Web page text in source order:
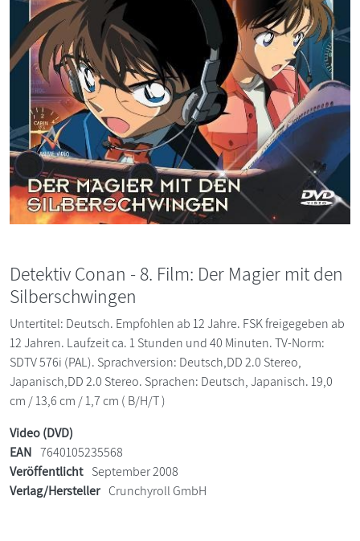
Detektiv Conan - 8. Film: Der Magier mit den
Silberschwingen
Untertitel: Deutsch. Empfohlen ab 12 Jahre. FSK freigegeben ab
12 Jahren. Laufzeit ca. 1 Stunden und 40 Minuten. TV-Norm:
SDTV 576i (PAL). Sprachversion: Deutsch,DD 2.0 Stereo,
Japanisch,DD 2.0 Stereo. Sprachen: Deutsch, Japanisch. 19,0
cm / 13,6 cm / 1,7 cm ( B/H/T )
Video (DVD)
EAN 7640105235568
Veröffentlicht September 2008
Verlag/Hersteller Crunchyroll GmbH